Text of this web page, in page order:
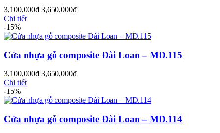
3,100,000₫ 3,650,000₫
Chi tiết
-15%
Cửa nhựa gỗ composite Đài Loan – MD.115
3,100,000₫ 3,650,000₫
Chi tiết
-15%
Cửa nhựa gỗ composite Đài Loan – MD.114